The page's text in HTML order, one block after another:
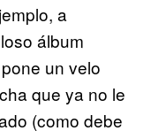
a
álbum
un velo
que ya no le
(como debe